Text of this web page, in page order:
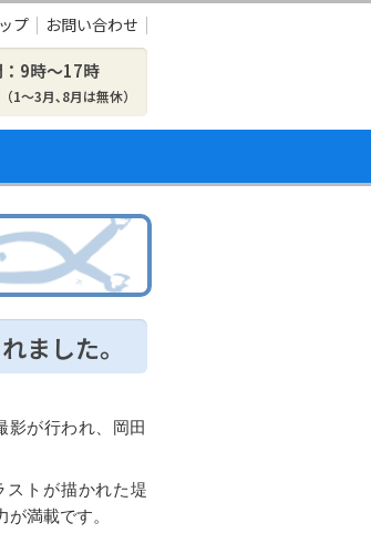
プ お問い合わせ
9時〜17時
（1～3月､8月は無休）
ました。
影が行われ、岡田
ストが描かれた堤
満載です。